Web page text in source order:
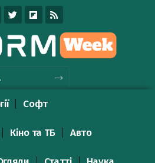
Софт
Кіно та ТБ Авто